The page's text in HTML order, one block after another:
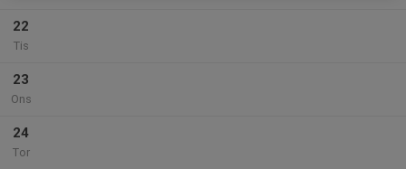
22
Tis
23
Ons
24
Tor